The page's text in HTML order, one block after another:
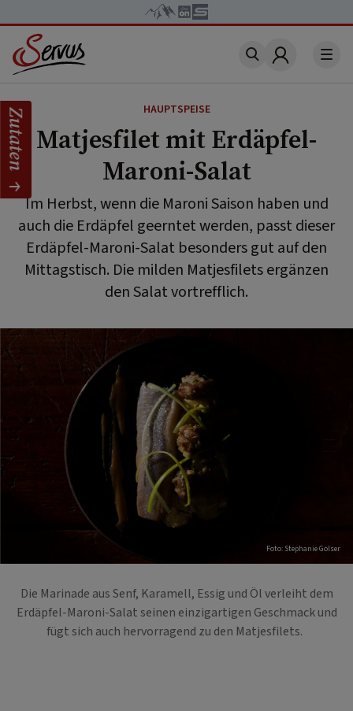
Account
HAUPTSPEISE
Matjesfilet mit Erdäpfel-
Maroni-Salat
Im Herbst, wenn die Maroni Saison haben und
auch die Erdäpfel geerntet werden, passt dieser
Erdäpfel-Maroni-Salat besonders gut auf den
Mittagstisch. Die milden Matjesfilets ergänzen
den Salat vortrefflich.
Foto: Stephanie Golser
Die Marinade aus Senf, Karamell, Essig und Öl verleiht dem
Erdäpfel-Maroni-Salat seinen einzigartigen Geschmack und
fügt sich auch hervorragend zu den Matjesfilets.
Zutaten